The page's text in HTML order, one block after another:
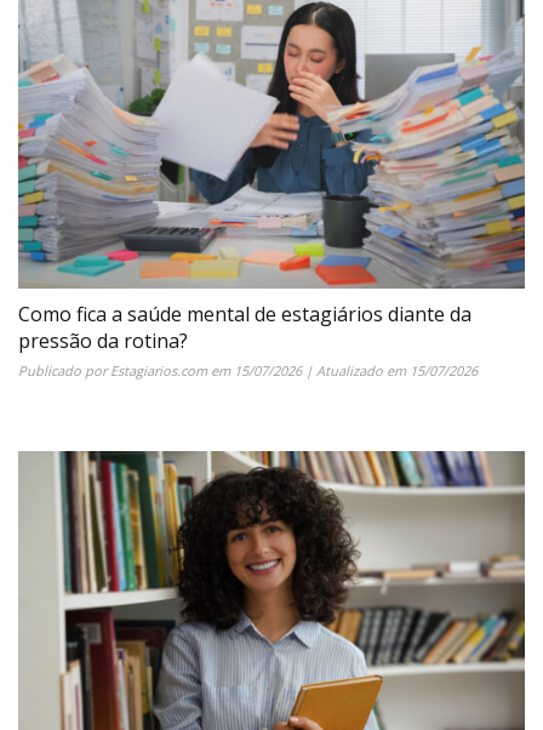
Como fica a saúde mental de estagiários diante da
pressão da rotina?
Publicado porEstagiarios.comem 15/07/2026| Atualizado em 15/07/2026